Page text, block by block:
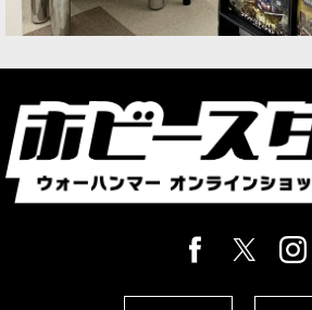
[スペースマリーン] アグレッ
8,600円(税込)
の本領が発揮される場所だ
して名高い「デヴァイスター
は遠距離から重火器による支
しない。重装備を誇る彼ら…